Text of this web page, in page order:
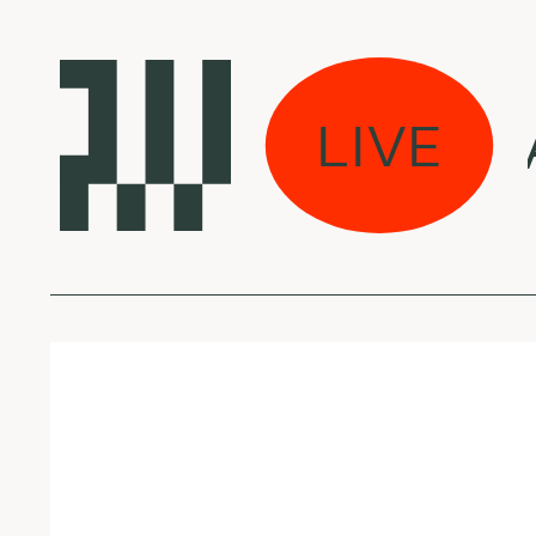
LIVE
jau dirbame w/